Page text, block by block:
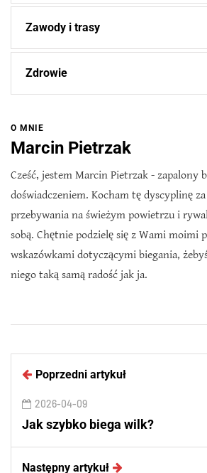
Zawody i trasy
Zdrowie
O MNIE
Marcin Pietrzak
Cześć, jestem Marcin Pietrzak - zapalony
doświadczeniem. Kocham tę dyscyplinę
przebywania na świeżym powietrzu i
sobą. Chętnie podzielę się z Wami moimi
wskazówkami dotyczącymi biegania,
niego taką samą radość jak ja.
Poprzedni artykuł
2026-04-09
Jak szybko biega wilk?
Następny artykuł